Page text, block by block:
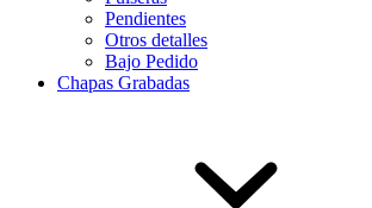
Pendientes
Otros detalles
Bajo Pedido
Chapas Grabadas